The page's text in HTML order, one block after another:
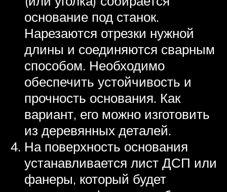
основание под станок.
Нарезаются отрезки нужной
длины и соединяются сварным
способом. Необходимо
обеспечить устойчивость и
прочность основания. Как
вариант, его можно изготовить
из деревянных деталей.
На поверхность основания
устанавливается лист ДСП или
фанеры, который будет